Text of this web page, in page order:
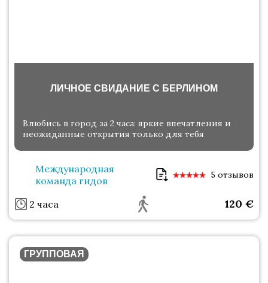
ЛИЧНОЕ СВИДАНИЕ С БЕРЛИНОМ
Влюбись в город за 2 часа: яркие впечатления и
неожиданные открытия только для тебя
Международная
команда гидов
5 отзывов
2 часа 120 €
ГРУППОВАЯ